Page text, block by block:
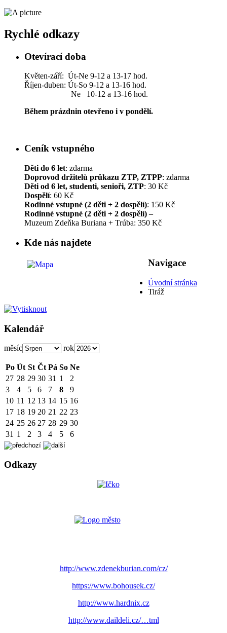
Rychlé odkazy
Otevírací doba
Květen-září: Út-Ne 9-12 a 13-17 hod.
Říjen-duben: Út-So 9-12 a 13-16 hod.
Ne 10-12 a 13-16 hod.
Během prázdnin otevřeno i v pondělí.
Ceník vstupného
Děti do 6 let: zdarma
Doprovod držitelů průkazu ZTP, ZTPP: zdarma
Děti od 6 let, studenti, senioři, ZTP: 30 Kč
Dospělí: 60 Kč
Rodinné vstupné (2 děti + 2 dospělí): 150 Kč
Rodinné vstupné (2 děti + 2 dospělí) –
Muzeum Zdeňka Buriana + Trúba: 350 Kč
Kde nás najdete
Navigace
Úvodní stránka
Tiráž
Kalendář
měsíc rok
Po Út St Čt Pá So Ne
27 28 29 30 31 1
2
3
4 5 6 7 8
9
10 11 12 13 14 15 16
17 18 19 20 21 22 23
24 25 26 27 28 29 30
31 1 2 3 4 5 6
Odkazy
http://www.zdenekburian.com/cz/
https://www.bohousek.cz/
http://www.hardnix.cz
http://www.daildeli.cz/…tml